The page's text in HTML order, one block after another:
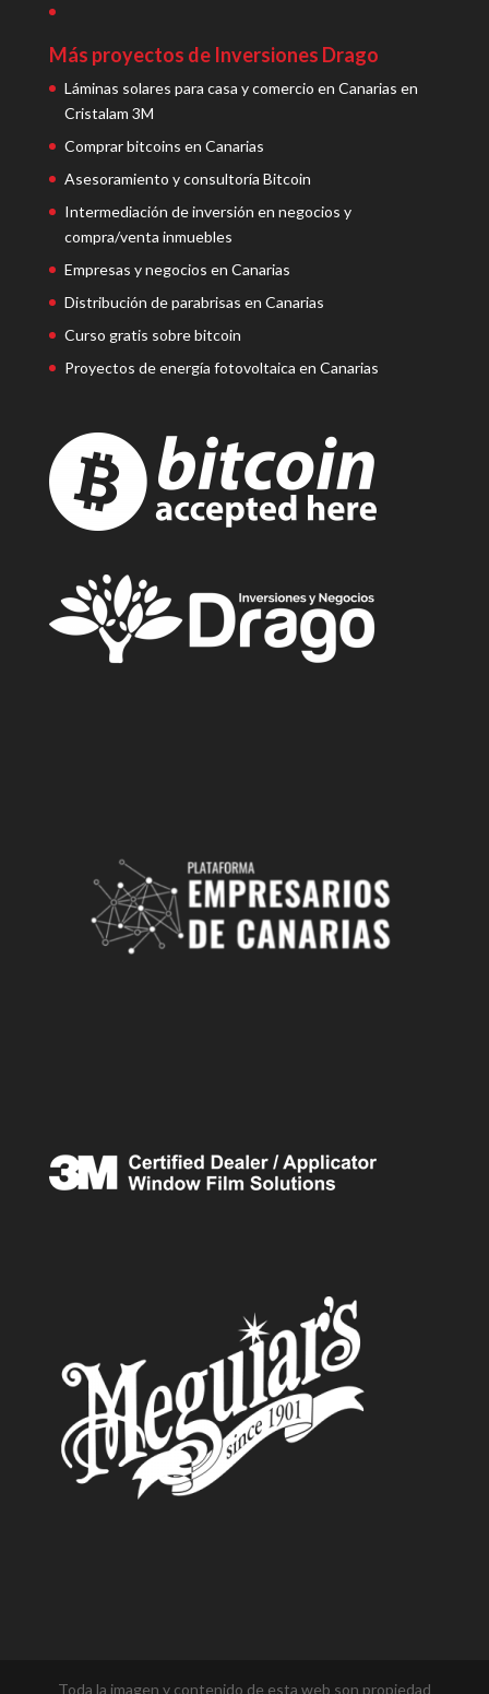
Más proyectos de Inversiones Drago
Láminas solares para casa y comercio en Canarias en
Cristalam 3M
Comprar bitcoins en Canarias
Asesoramiento y consultoría Bitcoin
Intermediación de inversión en negocios y
compra/venta inmuebles
Empresas y negocios en Canarias
Distribución de parabrisas en Canarias
Curso gratis sobre bitcoin
Proyectos de energía fotovoltaica en Canarias
Toda la imagen y contenido de esta web son propiedad